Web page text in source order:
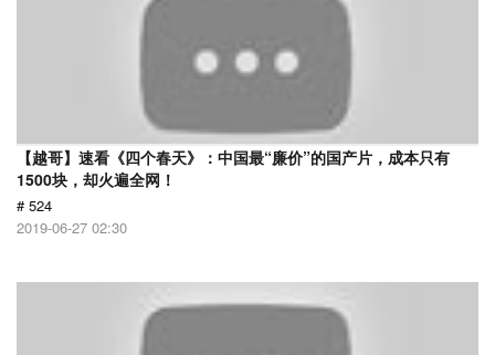
【越哥】速看《四个春天》：中国最“廉价”的国产片，成本只有
1500块，却火遍全网！
# 524
2019-06-27 02:30